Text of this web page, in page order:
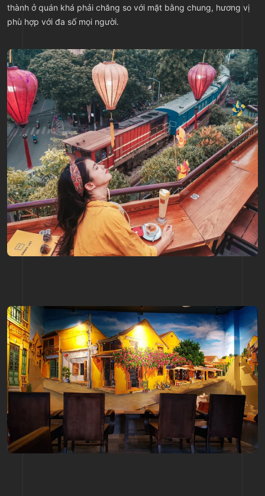
thành ở quán khá phải chăng so với mặt bằng chung, hương vị
phù hợp với đa số mọi người.